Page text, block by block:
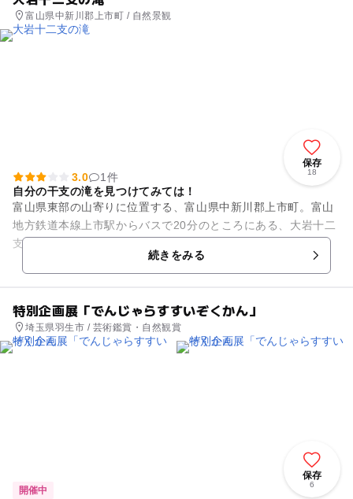
富山県中新川郡上市町 / 自然景観
保存
18
3.0
1件
自分の干支の滝を見つけてみては！
富山県東部の山寄りに位置する、富山県中新川郡上市町。富山
地方鉄道本線上市駅からバスで20分のところにある、大岩十二
支の滝です。昭和46年に建設された落差が6メートルもある滝
で、その名の通り龍頭の...続きをみる
特別企画展「でんじゃらすすいぞくかん」
埼玉県羽生市 / 芸術鑑賞・自然観賞
保存
6
開催中